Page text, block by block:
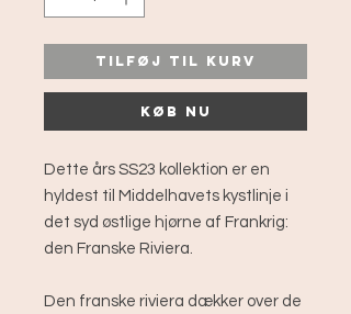
Tilføj til kurv
Køb nu
Dette års SS23 kollektion er en
hyldest til Middelhavets kystlinje i
det syd østlige hjørne af Frankrig:
den Franske Riviera.
Den franske riviera dækker over de